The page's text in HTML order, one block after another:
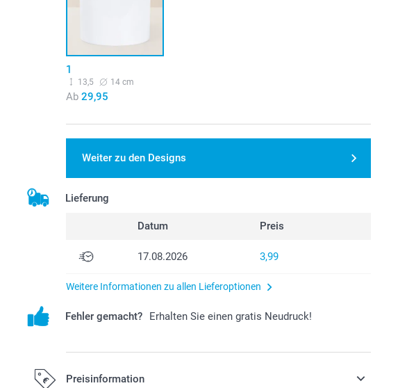
1
13,5 14 cm
Ab 29,95
Weiter zu den Designs
Lieferung
Datum Preis
17.08.2026 3,99
Weitere Informationen zu allen Lieferoptionen
Fehler gemacht? Erhalten Sie einen gratis Neudruck!
Preisinformation